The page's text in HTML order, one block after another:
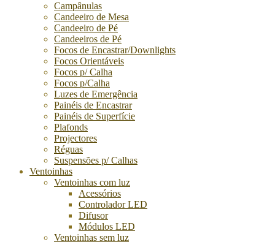
Campânulas
Candeeiro de Mesa
Candeeiro de Pé
Candeeiros de Pé
Focos de Encastrar/Downlights
Focos Orientáveis
Focos p/ Calha
Focos p/Calha
Luzes de Emergência
Painéis de Encastrar
Painéis de Superfície
Plafonds
Projectores
Réguas
Suspensões p/ Calhas
Ventoinhas
Ventoinhas com luz
Acessórios
Controlador LED
Difusor
Módulos LED
Ventoinhas sem luz